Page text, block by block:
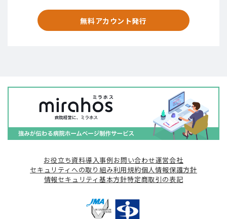
無料アカウント発行
お役立ち資料導入事例お問い合わせ運営会社
セキュリティへの取り組み利用規約個人情報保護方針
情報セキュリティ基本方針特定商取引の表記